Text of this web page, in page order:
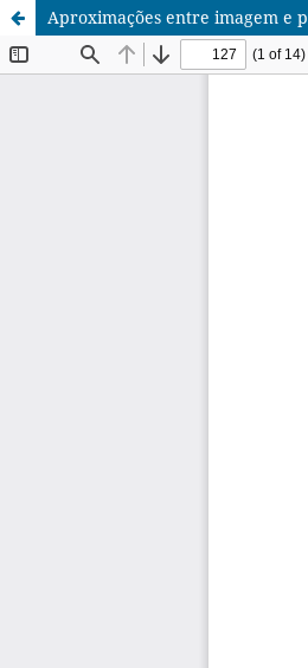
Aproximações entre imagem e